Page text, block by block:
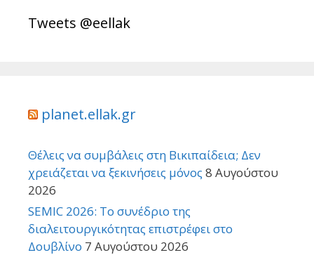
Tweets @eellak
planet.ellak.gr
Θέλεις να συμβάλεις στη Βικιπαίδεια; Δεν
χρειάζεται να ξεκινήσεις μόνος 8 Αυγούστου
2026
SEMIC 2026: Το συνέδριο της
διαλειτουργικότητας επιστρέφει στο
Δουβλίνο 7 Αυγούστου 2026